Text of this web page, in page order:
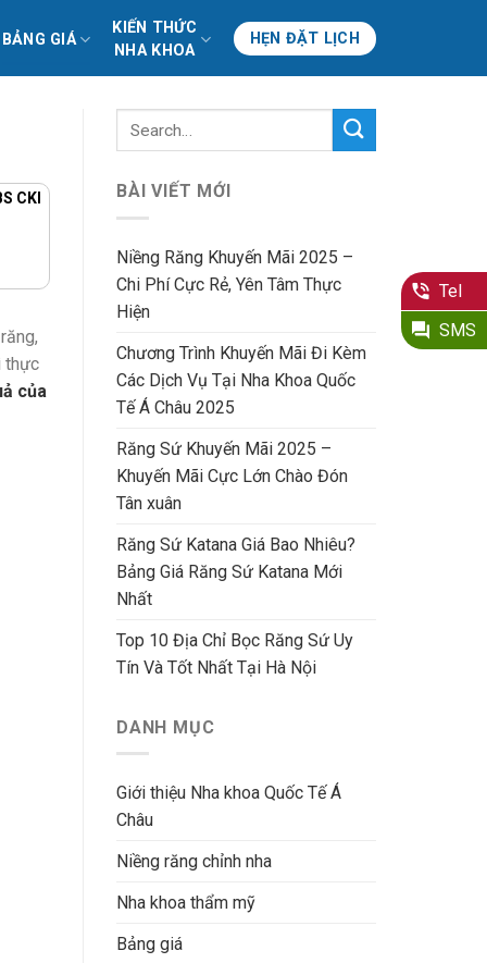
BẢNG GIÁ
KIẾN THỨC
NHA KHOA
HẸN ĐẶT LỊCH
CKI
thực
của
BÀI VIẾT MỚI
Niềng Răng Khuyến Mãi 2025 –
Chi Phí Cực Rẻ, Yên Tâm Thực
Hiện
Chương Trình Khuyến Mãi Đi Kèm
Các Dịch Vụ Tại Nha Khoa Quốc
Tế Á Châu 2025
Răng Sứ Khuyến Mãi 2025 –
Khuyến Mãi Cực Lớn Chào Đón
Tân xuân
Răng Sứ Katana Giá Bao Nhiêu?
Bảng Giá Răng Sứ Katana Mới
Nhất
Top 10 Địa Chỉ Bọc Răng Sứ Uy
Tín Và Tốt Nhất Tại Hà Nội
DANH MỤC
Giới thiệu Nha khoa Quốc Tế Á
Châu
Niềng răng chỉnh nha
Nha khoa thẩm mỹ
Bảng giá
Tel
SMS